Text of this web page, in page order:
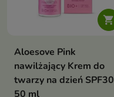

Aloesove Pink
nawilżający Krem do
twarzy na dzień SPF30
50 ml